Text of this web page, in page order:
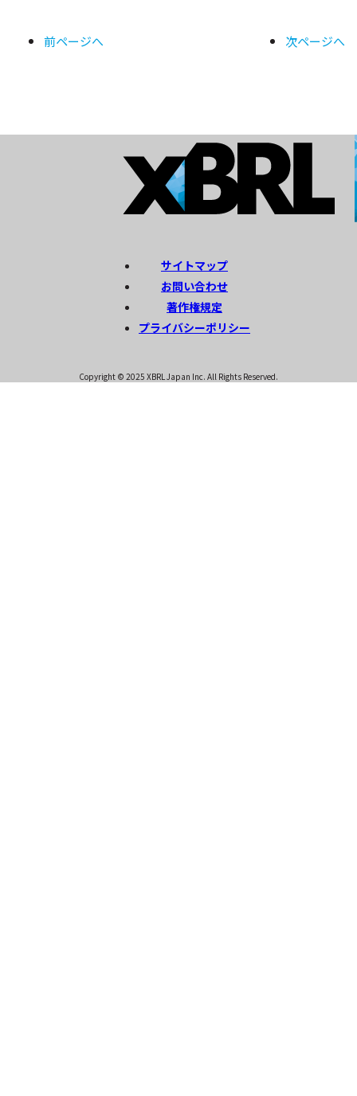
前ページへ 次ページへ
サイトマップ
お問い合わせ
著作権規定
プライバシーポリシー
Copyright © 2025 XBRL Japan Inc. All Rights Reserved.